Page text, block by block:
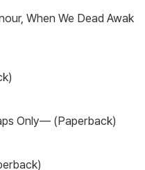
When We Dead Awak
Only— (Paperback)